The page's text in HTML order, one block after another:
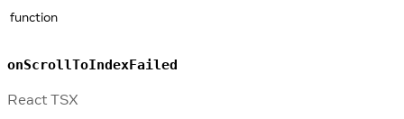
function
onScrollToIndexFailed
React TSX